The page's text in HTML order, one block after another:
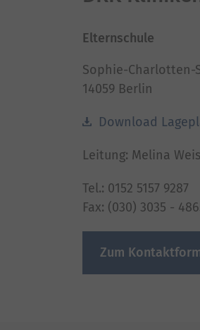
Elternschule
Sophie-Charlotten-
14059 Berlin
Download
Leitung: Melina
Tel.: 0152 5157 9287
Fax: (030) 3035 -
Zum